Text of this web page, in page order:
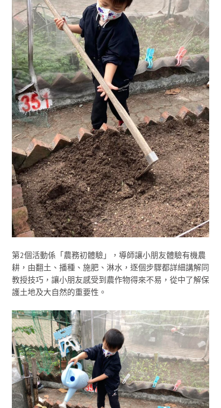
第2個活動係「農務初體驗」，導師讓小朋友體驗有機農
耕，由翻土、播種、施肥、淋水，逐個步驟都詳細講解同
教授技巧，讓小朋友感受到農作物得來不易，從中了解保
護土地及大自然的重要性。